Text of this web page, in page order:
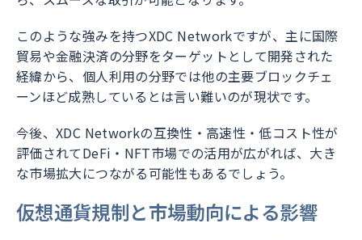
このような強みを持つXDC Networkですが、主に国際
貿易や金融決済の分野をターゲットとして開発された
経緯から、個人利用の分野では他の主要ブロックチェ
ーンほど成熟しているとは言い難いのが現状です。
今後、XDC Networkの互換性・高速性・低コスト性が
評価されてDeFi・NFT市場での活用が広がれば、大き
な市場拡大につながる可能性もあるでしょう。
仮想通貨規制と市場動向による影響